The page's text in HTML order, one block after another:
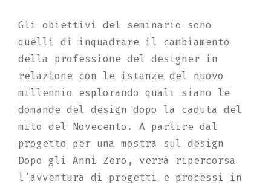
Gli obiettivi del seminario sono
quelli di inquadrare il cambiamento
della professione del designer in
relazione con le istanze del nuovo
millennio esplorando quali siano le
domande del design dopo la caduta del
mito del Novecento. A partire dal
progetto per una mostra sul design
Dopo gli Anni Zero, verrà ripercorsa
l’avventura di progetti e processi in